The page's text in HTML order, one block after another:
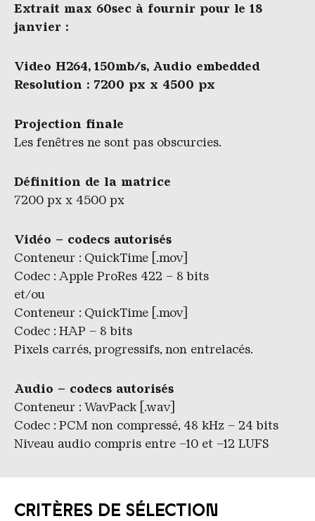
Extrait max 60sec à fournir pour le 18
janvier :
Video H264, 150mb/s, Audio embedded
Resolution : 7200 px x 4500 px
Projection finale
Les fenêtres ne sont pas obscurcies.
Définition de la matrice
7200 px x 4500 px
Vidéo – codecs autorisés
Conteneur : QuickTime [.mov]
Codec : Apple ProRes 422 – 8 bits
et/ou
Conteneur : QuickTime [.mov]
Codec : HAP – 8 bits
Pixels carrés, progressifs, non entrelacés.
Audio – codecs autorisés
Conteneur : WavPack [.wav]
Codec : PCM non compressé, 48 kHz – 24 bits
Niveau audio compris entre –10 et –12 LUFS
CRITÈRES DE SÉLECTION